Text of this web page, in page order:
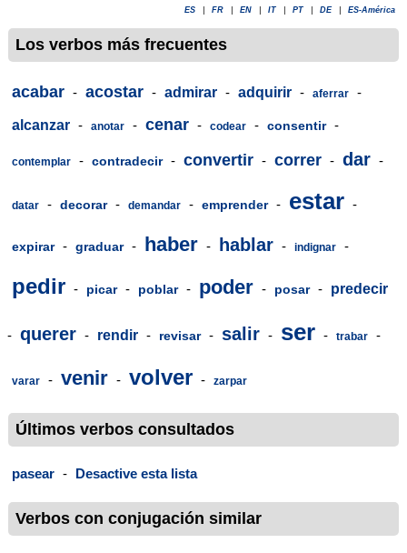
ES FR EN IT PT DE ES-América
Los verbos más frecuentes
acabar - acostar - admirar - adquirir - aferrar -
alcanzar - anotar - cenar - codear - consentir -
contemplar - contradecir - convertir - correr - dar -
datar - decorar - demandar - emprender - estar -
expirar - graduar - haber - hablar - indignar -
pedir - picar - poblar - poder - posar - predecir
- querer - rendir - revisar - salir - ser - trabar -
varar - venir - volver - zarpar
Últimos verbos consultados
pasear - Desactive esta lista
Verbos con conjugación similar